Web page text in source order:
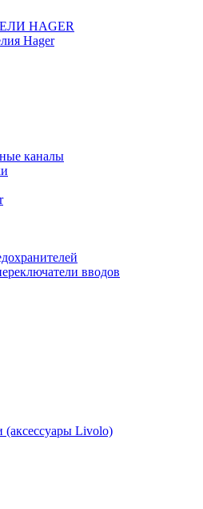
HAGER
Hager
каналы
вводов
Livolo)